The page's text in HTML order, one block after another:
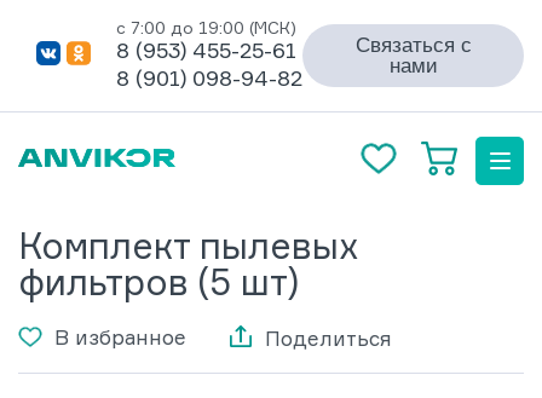
с 7:00 до 19:00 (МСК)
8 (953) 455-25-61
8 (901) 098-94-82
Связаться с
нами
Комплект пылевых
фильтров (5 шт)
В избранное Поделиться